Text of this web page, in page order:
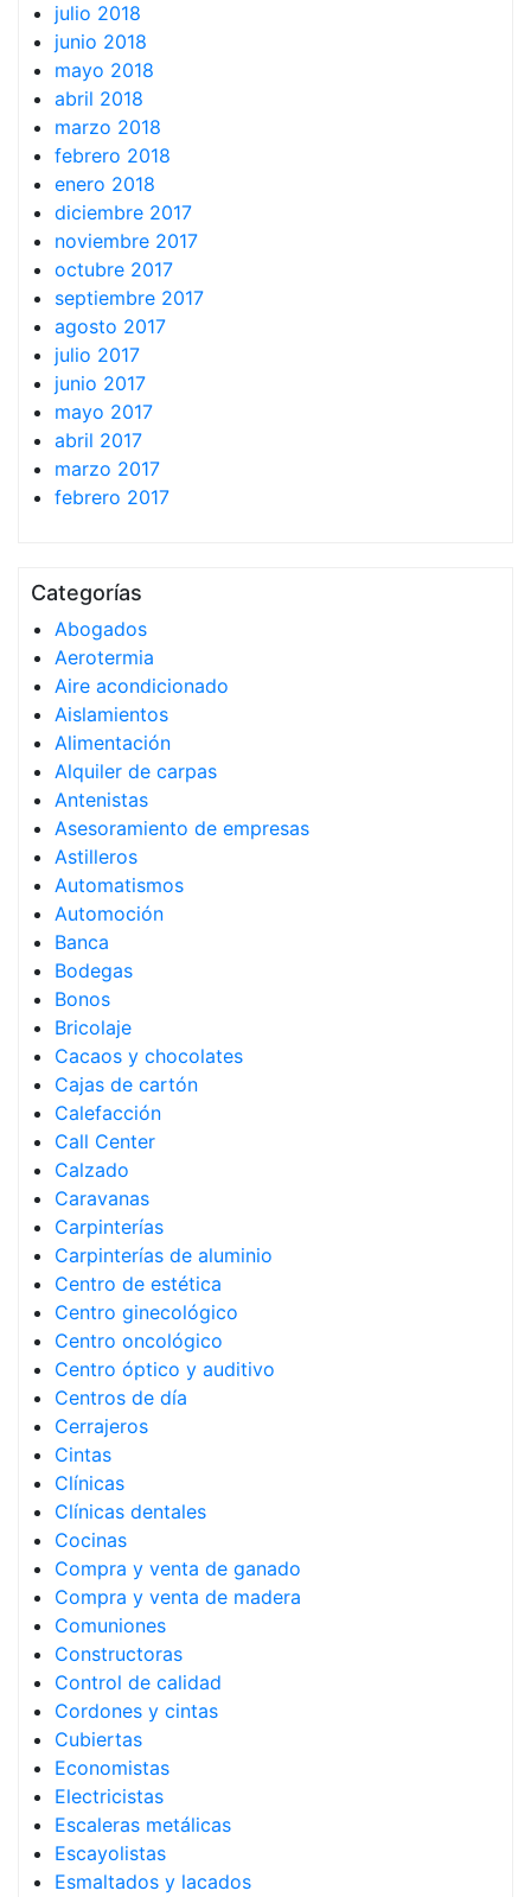
julio 2018
junio 2018
mayo 2018
abril 2018
marzo 2018
febrero 2018
enero 2018
diciembre 2017
noviembre 2017
octubre 2017
septiembre 2017
agosto 2017
julio 2017
junio 2017
mayo 2017
abril 2017
marzo 2017
febrero 2017
Categorías
Abogados
Aerotermia
Aire acondicionado
Aislamientos
Alimentación
Alquiler de carpas
Antenistas
Asesoramiento de empresas
Astilleros
Automatismos
Automoción
Banca
Bodegas
Bonos
Bricolaje
Cacaos y chocolates
Cajas de cartón
Calefacción
Call Center
Calzado
Caravanas
Carpinterías
Carpinterías de aluminio
Centro de estética
Centro ginecológico
Centro oncológico
Centro óptico y auditivo
Centros de día
Cerrajeros
Cintas
Clínicas
Clínicas dentales
Cocinas
Compra y venta de ganado
Compra y venta de madera
Comuniones
Constructoras
Control de calidad
Cordones y cintas
Cubiertas
Economistas
Electricistas
Escaleras metálicas
Escayolistas
Esmaltados y lacados